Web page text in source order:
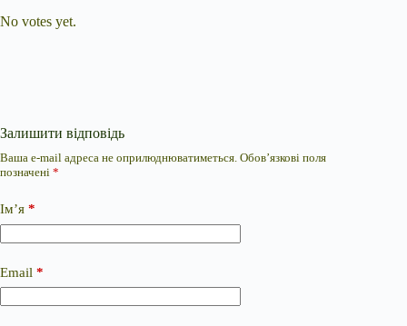
No votes yet.
Залишити відповідь
Ваша e-mail адреса не оприлюднюватиметься. Обов’язкові поля
позначені *
Ім’я *
Email *